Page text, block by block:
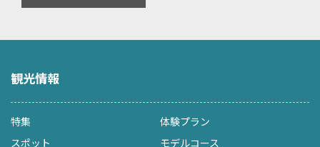
観光情報
特集
体験プラン
スポット
モデルコース